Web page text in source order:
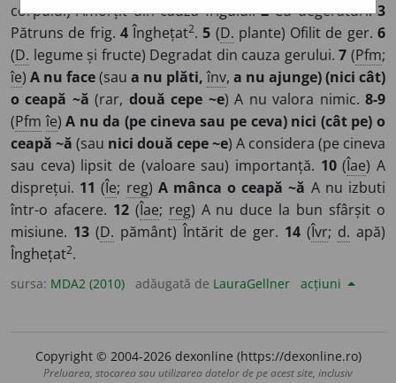
corpului) Amorțit din cauza frigului.2Cu degerături.3
Pătruns de frig. 4Înghețat2.5 (D. plante) Ofilit de ger.6
(D. legume și fructe) Degradat din cauza gerului.7 (Pfm;
îe) A nu face(sau a nu plăti, înv, a nu ajunge) (nici cât)
o ceapă ~ă (rar, două cepe ~e) A nu valora nimic.8-9
(Pfm îe)A nu da (pe cineva sau pe ceva) nici (cât pe) o
ceapă ~ă (sau nici două cepe ~e) A considera (pe cineva
sau ceva) lipsit de (valoare sau) importanță. 10(Îae) A
disprețui. 11 (Îe; reg) A mânca o ceapă ~ă A nu izbuti
într-o afacere. 12(Îae; reg) A nu duce la bun sfârșit o
misiune. 13 (D. pământ) Întărit de ger. 14 (Îvr; d. apă)
Înghețat2.
sursa: MDA2 (2010) adăugată de LauraGellner acțiuni
Copyright © 2004-2026 dexonline (https://dexonline.ro)
Preluarea, stocarea sau utilizarea datelor de pe acest site, inclusiv